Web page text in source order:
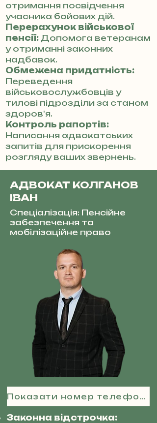
отримання посвідчення
учасника бойових дій.
Перерахунок військової
пенсії: Допомога ветеранам
у отриманні законних
надбавок.
Обмежена придатність:
Переведення
військовослужбовців у
тилові підрозділи за станом
здоров'я.
Контроль рапортів:
Написання адвокатських
запитів для прискорення
розгляду ваших звернень.
АДВОКАТ КОЛГАНОВ
ІВАН
Спеціалізація: Пенсійне
забезпечення та
мобілізаційне право
Показати номер телефону
Законна відстрочка: